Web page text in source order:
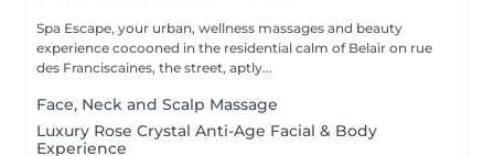
Spa Escape, your urban, wellness massages and beauty
experience cocooned in the residential calm of Belair on rue
des Franciscaines, the street, aptly...
Face, Neck and Scalp Massage
Luxury Rose Crystal Anti-Age Facial & Body
Experience